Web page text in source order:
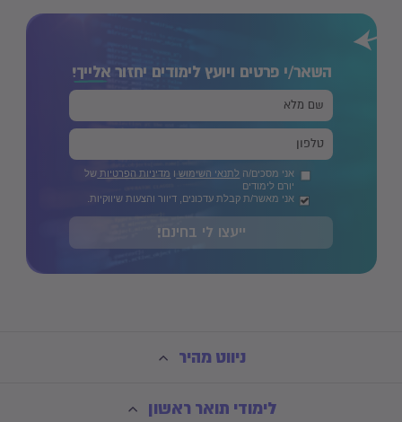
השאר/י פרטים ויועץ לימודים יחזוראלייך!
אני מסכים/ה לתנאי השימוש ו מדיניות הפרטיות של
יורם לימודים
אני מאשר/ת קבלת עדכונים, דיוור והצעות שיווקיות.
ייעצו לי בחינם!
ניווט מהיר
לימודי תואר ראשון